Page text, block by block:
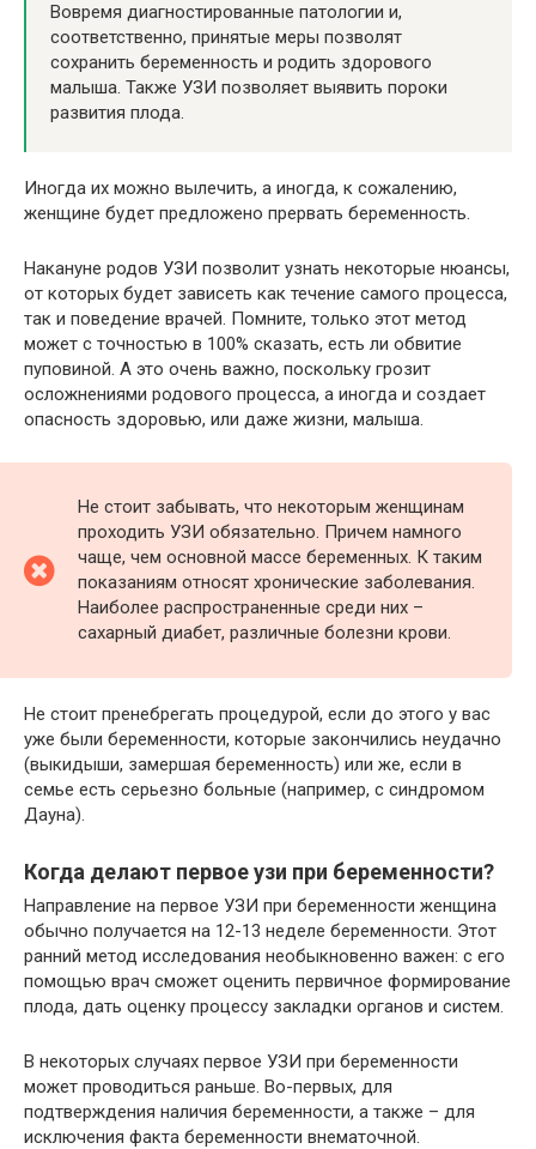
Вовремя диагностированные патологии и,
соответственно, принятые меры позволят
сохранить беременность и родить здорового
малыша. Также УЗИ позволяет выявить пороки
развития плода.
Иногда их можно вылечить, а иногда, к сожалению,
женщине будет предложено прервать беременность.
Накануне родов УЗИ позволит узнать некоторые нюансы,
от которых будет зависеть как течение самого процесса,
так и поведение врачей. Помните, только этот метод
может с точностью в 100% сказать, есть ли обвитие
пуповиной. А это очень важно, поскольку грозит
осложнениями родового процесса, а иногда и создает
опасность здоровью, или даже жизни, малыша.
Не стоит забывать, что некоторым женщинам
проходить УЗИ обязательно. Причем намного
чаще, чем основной массе беременных. К таким
показаниям относят хронические заболевания.
Наиболее распространенные среди них –
сахарный диабет, различные болезни крови.
Не стоит пренебрегать процедурой, если до этого у вас
уже были беременности, которые закончились неудачно
(выкидыши, замершая беременность) или же, если в
семье есть серьезно больные (например, с синдромом
Дауна).
Когда делают первое узи при беременности?
Направление на первое УЗИ при беременности женщина
обычно получается на 12-13 неделе беременности. Этот
ранний метод исследования необыкновенно важен: с его
помощью врач сможет оценить первичное формирование
плода, дать оценку процессу закладки органов и систем.
В некоторых случаях первое УЗИ при беременности
может проводиться раньше. Во-первых, для
подтверждения наличия беременности, а также – для
исключения факта беременности внематочной.